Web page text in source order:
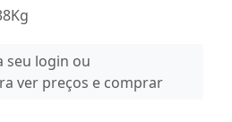
seu login ou
ver preços e comprar